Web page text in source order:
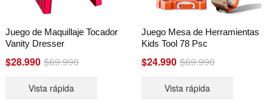
Juego de Maquillaje Tocador
Vanity Dresser
$69.990Original
$28.990
Current
Vista rápida
Juego Mesa de Herramientas
Kids Tool 78 Psc
$69.990Original
$24.990
Current
Vista rápida